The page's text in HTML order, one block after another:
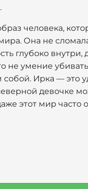
человека,
Она не
глубоко внутри,
не умение
Ирка — это
девочке
этот мир